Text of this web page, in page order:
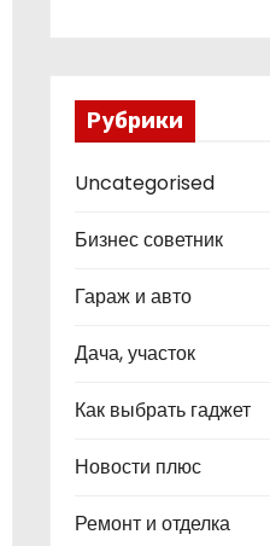
Рубрики
Uncategorised
Бизнес советник
Гараж и авто
Дача, участок
Как выбрать гаджет
Новости плюс
Ремонт и отделка